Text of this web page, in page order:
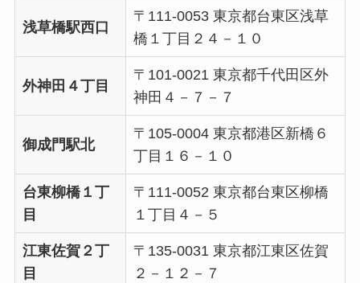
浅草橋駅西口
〒111-0053 東京都台東区浅草
橋１丁目２４－１０
外神田４丁目
〒101-0021 東京都千代田区外
神田４－７－７
御成門駅北
〒105-0004 東京都港区新橋６
丁目１６－１０
台東柳橋１丁
目
〒111-0052 東京都台東区柳橋
１丁目４－５
江東佐賀２丁
目
〒135-0031 東京都江東区佐賀
２－１２－７